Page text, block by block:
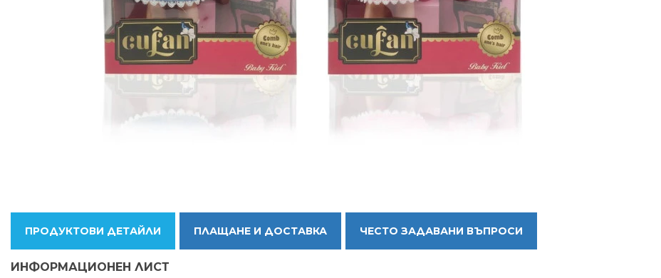
ПРОДУКТОВИ ДЕТАЙЛИ ПЛАЩАНЕ И ДОСТАВКА ЧЕСТО ЗАДАВАНИ ВЪПРОСИ
ИНФОРМАЦИОНЕН ЛИСТ